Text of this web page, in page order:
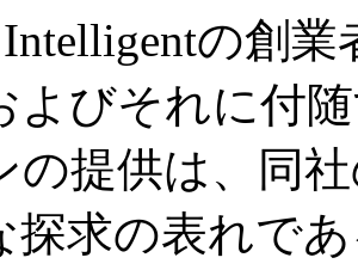
の創
よびそれに付
の提供は、同
探求の表れで